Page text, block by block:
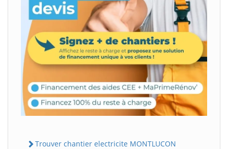
Trouver chantier electricite MONTLUCON